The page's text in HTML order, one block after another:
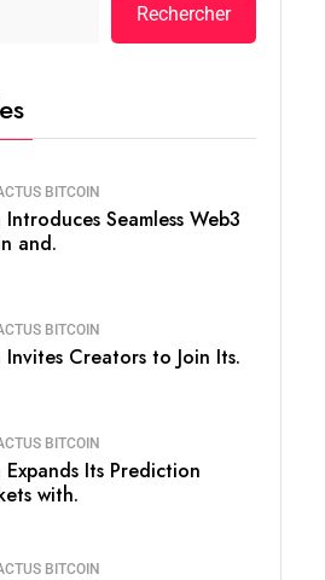
Rechercher
BITCOIN
Introduces Seamless Web3
and.
BITCOIN
Invites Creators to Join Its.
BITCOIN
Expands Its Prediction
with.
BITCOIN